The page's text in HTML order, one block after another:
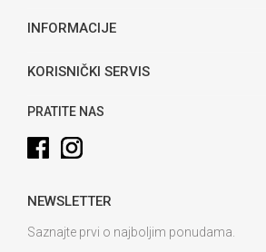
Gama S doo
Adresa
Telefon:
Email:
Račun
3381902212258898
INFORMACIJE
O nama
KORISNIČKI SERVIS
Uslovi korišćenja i prodaje
Kako kupiti
Plaćanje karticama
Isporuka
PRATITE NAS
NEWSLETTER
Saznajte prvi o najboljim ponudama.